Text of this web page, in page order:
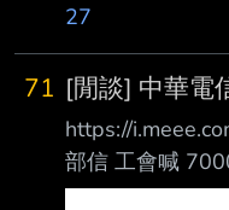
27
71 [閒談] 中華電
https://
部信 工會喊
了， 直接多